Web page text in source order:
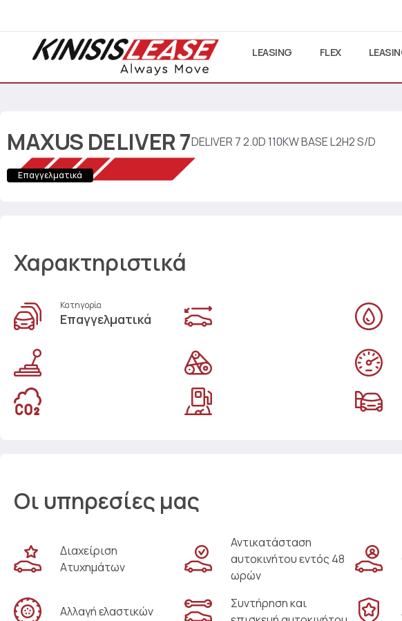
LEASING FLEX
MAXUS DELIVER 7DELIVER 7 2.0D 110KW BASE L2H2 S/D
Επαγγελματικά
Χαρακτηριστικά
Κατηγορία
Επαγγελματικά
Οι υπηρεσίες μας
Διαχείριση
Ατυχημάτων
Αντικατάσταση
αυτοκινήτου εντός 48
ωρών
Αλλαγή ελαστικών
Συντήρηση και